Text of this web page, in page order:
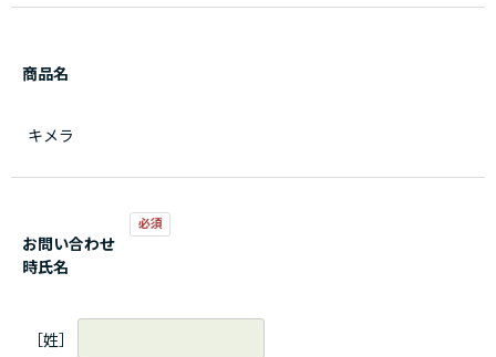
商品名
キメラ
お問い合わせ
時氏名
［姓］